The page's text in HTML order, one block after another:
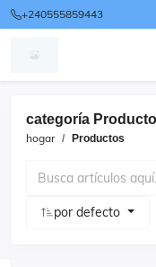
+240555859443
categoría
hogar Productos
por defecto